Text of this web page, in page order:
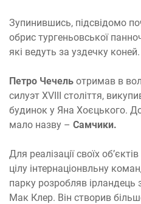
Зупинившись, підсвідомо
обрис тургеньовської
які ведуть за уздечку коней.
Петро Чечель отримав в
силуэт ХVIII століття,
будинок у Яна Хоєцького.
мало назву – Самчики.
Для реалізації своїх
цілу інтернаціонвльну
парку розробляв ірландець
Мак Клер. Він створив